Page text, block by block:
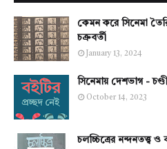
কেমন করে সিনেমা
চক্রবর্তী
January 13, 2024
সিনেমায় দেশভাগ -
October 14, 2023
চলচ্চিত্রের নন্দনতত্ত্ব